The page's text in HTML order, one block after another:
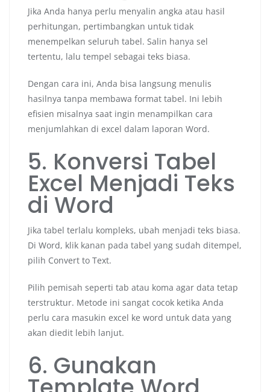
Jika Anda hanya perlu menyalin angka atau hasil
perhitungan, pertimbangkan untuk tidak
menempelkan seluruh tabel. Salin hanya sel
tertentu, lalu tempel sebagai teks biasa.
Dengan cara ini, Anda bisa langsung menulis
hasilnya tanpa membawa format tabel. Ini lebih
efisien misalnya saat ingin menampilkan cara
menjumlahkan di excel dalam laporan Word.
5. Konversi Tabel
Excel Menjadi Teks
di Word
Jika tabel terlalu kompleks, ubah menjadi teks biasa.
Di Word, klik kanan pada tabel yang sudah ditempel,
pilih Convert to Text.
Pilih pemisah seperti tab atau koma agar data tetap
terstruktur. Metode ini sangat cocok ketika Anda
perlu cara masukin excel ke word untuk data yang
akan diedit lebih lanjut.
6. Gunakan